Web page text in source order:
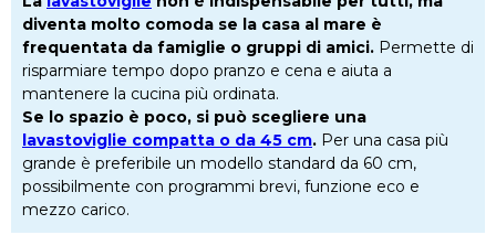
diventa molto comoda se la casa al mare è
frequentata da famiglie o gruppi di amici. Permette di
risparmiare tempo dopo pranzo e cena e aiuta a
mantenere la cucina più ordinata.
Se lo spazio è poco, si può scegliere una
lavastoviglie compatta o da 45 cm. Per una casa più
grande è preferibile un modello standard da 60 cm,
possibilmente con programmi brevi, funzione eco e
mezzo carico.